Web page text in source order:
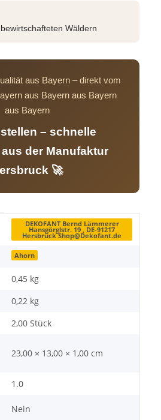
Wäldern
aus Bayern – direkt vom
aus Bayern aus Bayern
aus Bayern
– schnelle
der Manufaktur
🚀
DEKOFANT Bernd Lämmerer
Hansgörglstr. 19 , DE-91217
Hersbruck Shop@Dekofant.de
Ahorn
0,45 kg
0,22 kg
2,00 Stück
23,00 × 13,00 × 1,00 cm
1.0
Nein